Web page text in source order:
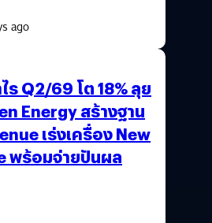
ago
ร Q2/69 โต 18% ลุย
Energy สร้างฐาน
เร่งเครื่อง New
พร้อมจ่ายปันผล